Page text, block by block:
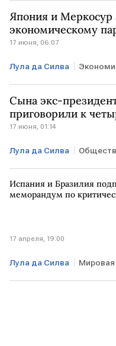
Япония и Меркосур
экономическому
17 июня, 06:07
Лула да Силва
Мировая экономика
Сына экс-
приговорили к
17 июня, 01:14
Лула да Силва
Мировая экономика
БРАЗИЛИЯ
Испания и Бразилия
меморандум по
17 апреля, 19:00
Лула да Силва Мировая
БРАЗИЛИЯ